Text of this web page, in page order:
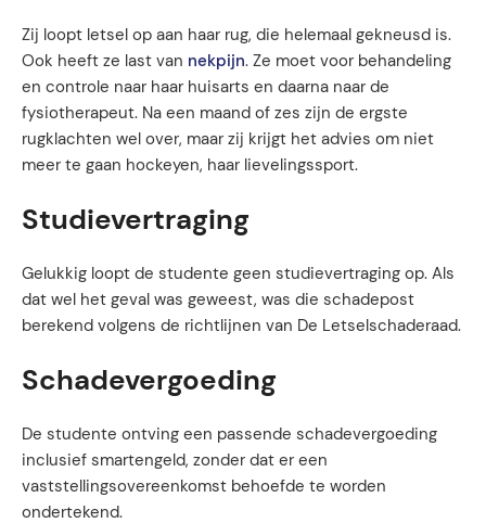
Zij loopt letsel op aan haar rug, die helemaal gekneusd is.
Ook heeft ze last van nekpijn. Ze moet voor behandeling
en controle naar haar huisarts en daarna naar de
fysiotherapeut. Na een maand of zes zijn de ergste
rugklachten wel over, maar zij krijgt het advies om niet
meer te gaan hockeyen, haar lievelingssport.
Studievertraging
Gelukkig loopt de studente geen studievertraging op. Als
dat wel het geval was geweest, was die schadepost
berekend volgens de richtlijnen van De Letselschaderaad.
Schadevergoeding
De studente ontving een passende schadevergoeding
inclusief smartengeld, zonder dat er een
vaststellingsovereenkomst behoefde te worden
ondertekend.